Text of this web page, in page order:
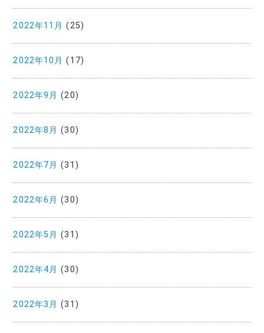
2022年11月 (25)
2022年10月 (17)
2022年9月 (20)
2022年8月 (30)
2022年7月 (31)
2022年6月 (30)
2022年5月 (31)
2022年4月 (30)
2022年3月 (31)